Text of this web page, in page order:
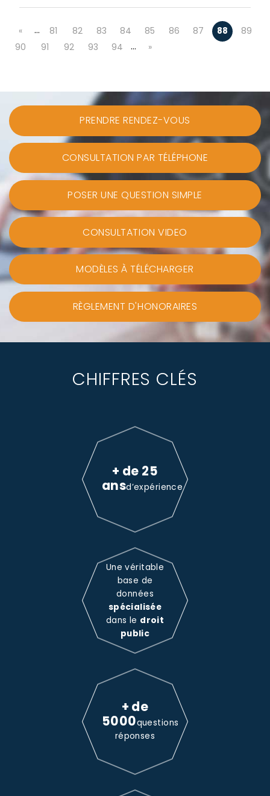
« … 81 82 83 84 85 86 87 88
89
90
91 92 93 94 … »
PRENDRE RENDEZ-VOUS
CONSULTATION PAR TÉLÉPHONE
POSER UNE QUESTION SIMPLE
CONSULTATION VIDEO
MODÈLES À TÉLÉCHARGER
RÈGLEMENT D'HONORAIRES
CHIFFRES CLÉS
+ de 25
ansd’expérience
Une véritable
base de
données
spécialisée
dans le droit
public
+ de
5000questions
réponses